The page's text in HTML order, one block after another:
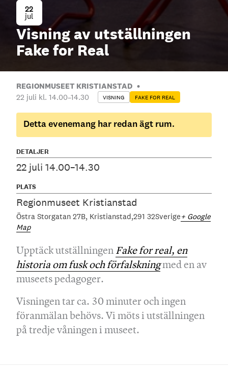
22
jul
Visning av utställningen
Fake for Real
REGIONMUSEET KRISTIANSTAD
22 juli kl. 14.00–14.30 VISNING FAKE FOR REAL
Detta evenemang har redan ägt rum.
Upptäck utställningen Fake for real, en
historia om fusk och förfalskningmed en av
museets pedagoger.
Visningen tar ca. 30 minuter och ingen
föranmälan behövs. Vi möts i utställningen
på tredje våningen i museet.
DETALJER
22 juli 14.00–14.30
PLATS
Regionmuseet Kristianstad
Östra Storgatan 27B Kristianstad 291 32Sverige+ Google
Map